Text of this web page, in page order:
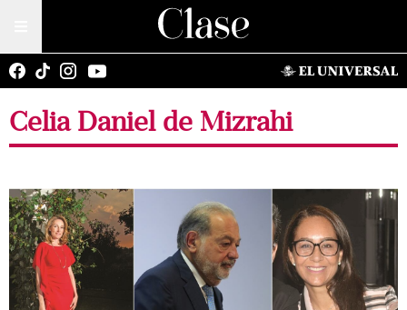
Celia Daniel de Mizrahi